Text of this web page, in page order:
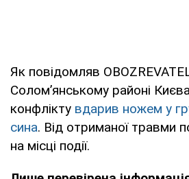
Як повідомляв
Солом’янському районі
конфлікту вдарив ножем у
сина. Від отриманої травми
на місці події.